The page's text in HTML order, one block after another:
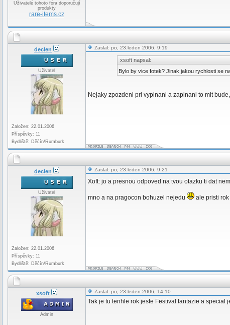
Uživatelé tohoto fóra doporučují
produkty
rare-items.cz
declen
Uživatel
Založen: 22.01.2006
Příspěvky: 11
Bydliště: Děčín/Rumburk
Zaslal: po, 23.leden 2006, 9:19
xsoft napsal:
Bylo by vice fotek? Jinak jakou rychlosti se
Nejaky zpozdeni pri vypinani a zapinani to mit
declen
Uživatel
Založen: 22.01.2006
Příspěvky: 11
Bydliště: Děčín/Rumburk
Zaslal: po, 23.leden 2006, 9:21
Xoft: jo a presnou odpoved na tvou otazku ti dat
mno a na pragocon bohuzel nejedu ale pristi
xsoft
Admin
Zaslal: po, 23.leden 2006, 14:10
Tak je tu tenhle rok jeste Festival fantazie a special